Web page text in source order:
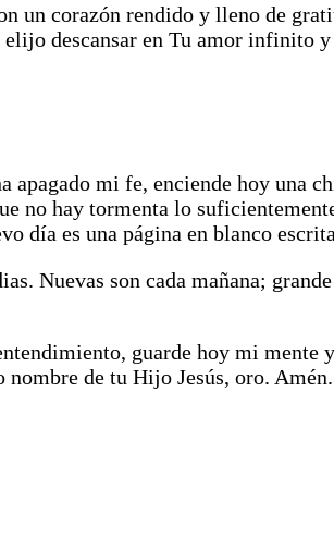
un corazón rendido y lleno de
descansar en Tu amor infinito
mi fe, enciende hoy una
no hay tormenta lo
día es una página en blanco
Nuevas son cada mañana;
guarde hoy mi mente
de tu Hijo Jesús, oro. Amén.